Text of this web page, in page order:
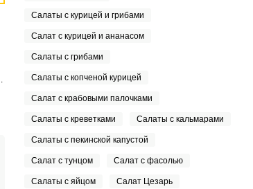
Салаты с курицей и грибами
Салат с курицей и ананасом
Салаты с грибами
Салаты с копченой курицей
Салат с крабовыми палочками
Салаты с креветками Салаты с кальмарами
Салаты с пекинской капустой
Салат с тунцом Салат с фасолью
Салаты с яйцом Салат Цезарь